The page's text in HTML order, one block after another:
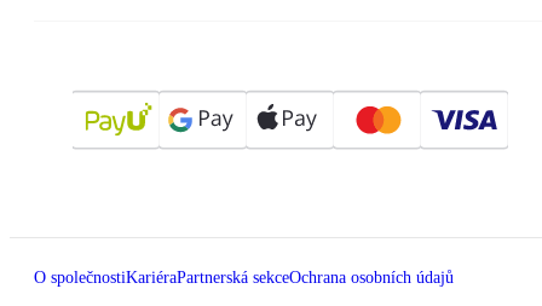
O společnostiKariéraPartnerská sekceOchrana osobních údajů